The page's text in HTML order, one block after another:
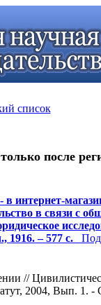
список
после
в интернет-
в связи с
1916. – 577 с.
//
2004, Вып. 1. -